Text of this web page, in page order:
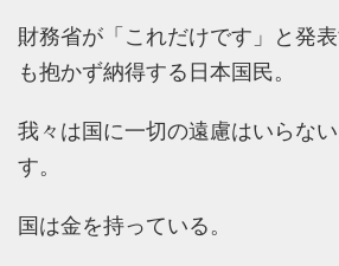
財務省が「これだけです」と発
も抱かず納得する日本国民。
我々は国に一切の遠慮はいらな
す。
国は金を持っている。